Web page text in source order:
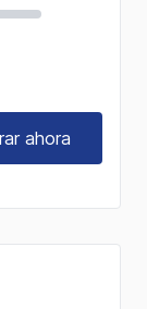
ahora